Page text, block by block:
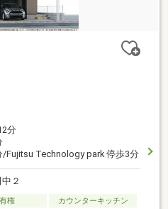
分
Fujitsu Technology park 停歩3分
２
権 カウンターキッチン